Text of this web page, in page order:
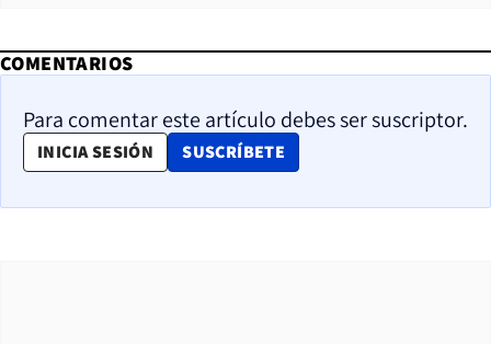
COMENTARIOS
Para comentar este artículo debes ser suscriptor.
INICIA SESIÓN SUSCRÍBETE
OPENS IN NEW WINDOW